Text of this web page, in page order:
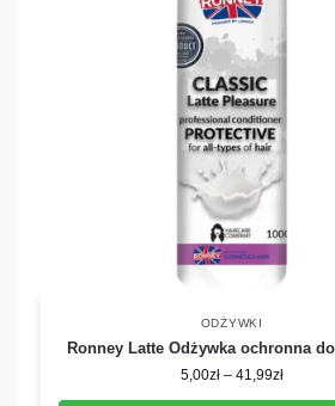
ODŻYWKI
Ronney Latte Odżywka ochronna
5,00zł – 41,99zł